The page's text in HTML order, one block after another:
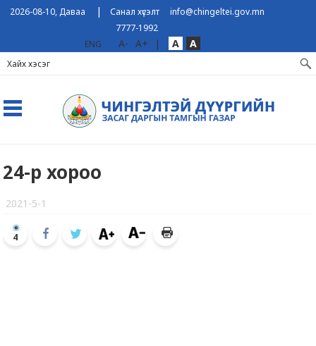
2026-08-10, Даваа | Санал хүсэлт
info@chingeltei.gov.mn
7777-1992
ENG
A- A+ | A A
24-р хороо
2021-5-1
4